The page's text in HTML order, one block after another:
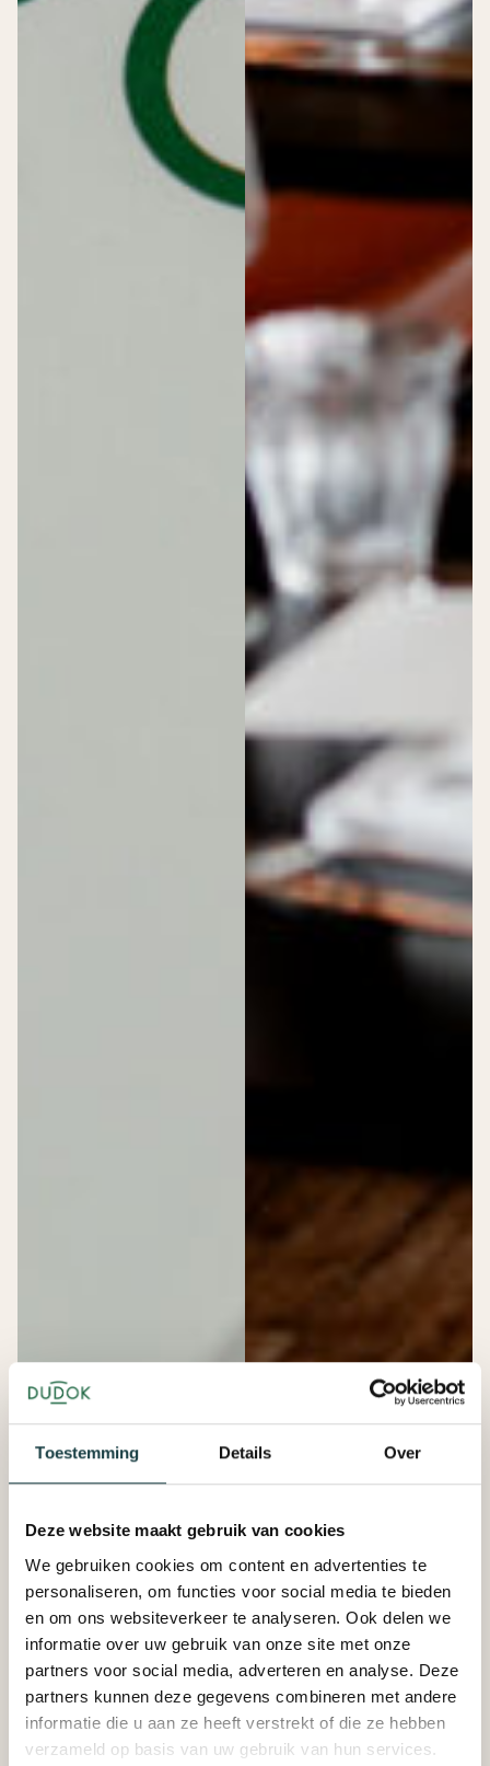
Toestemming Details Over
Deze website maakt gebruik van cookies
We gebruiken cookies om content en advertenties te
personaliseren, om functies voor social media te bieden
en om ons websiteverkeer te analyseren. Ook delen we
informatie over uw gebruik van onze site met onze
partners voor social media, adverteren en analyse. Deze
partners kunnen deze gegevens combineren met andere
informatie die u aan ze heeft verstrekt of die ze hebben
verzameld op basis van uw gebruik van hun services.